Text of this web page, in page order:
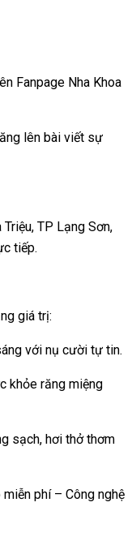
Fanpage Nha Khoa
lên bài viết sự
TP Lạng Sơn,
tiếp.
giá trị:
với nụ cười tự tin.
khỏe răng miệng
sạch, hơi thở thơm
phí – Công nghệ